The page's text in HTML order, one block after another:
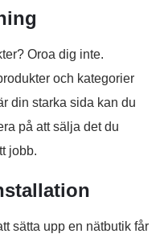
Oroa dig inte.
och kategorier
din starka sida kan du
på att sälja det du
jobb.
sätta upp en nätbutik får